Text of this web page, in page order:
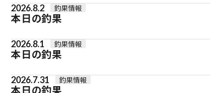
2026.8.2 釣果情報
本日の釣果
2026.8.1 釣果情報
本日の釣果
2026.7.31 釣果情報
本日の釣果